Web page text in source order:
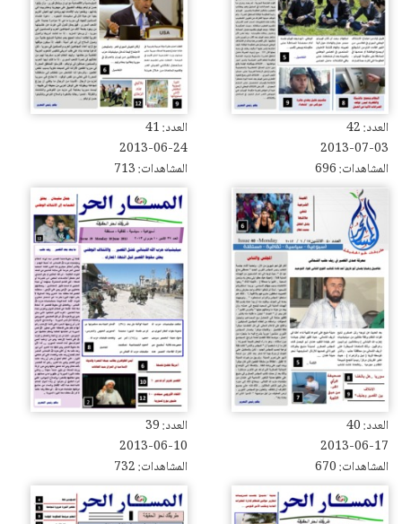
العدد: 42
2013-07-03
المشاهدات: 696
العدد: 41
2013-06-24
المشاهدات: 713
العدد: 40
2013-06-17
المشاهدات: 670
العدد: 39
2013-06-10
المشاهدات: 732